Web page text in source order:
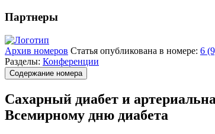
Партнеры
Архив номеров Статья опубликована в номере: 6
Разделы: Конференции
Содержание номера
Сахарный диабет и
Всемирному дню диабета